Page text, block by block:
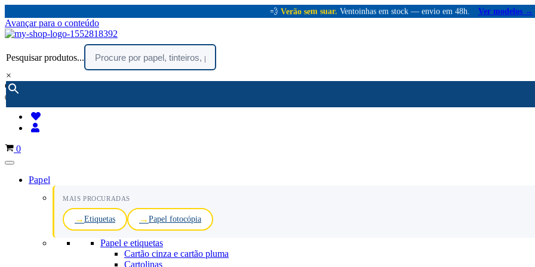
💨 Verão sem suar. Ventoinhas em stock — envio em 48h. Ver modelos →
Avançar para o conteúdo
Pesquisar produtos...
×
encomendar por telefone :
(chamada rede fixa nacional)
Carrinho
0
Papel
MAIS PROCURADAS
Etiquetas Papel fotocópia
Papel e etiquetas
Cartão cinza e cartão pluma
Cartolinas